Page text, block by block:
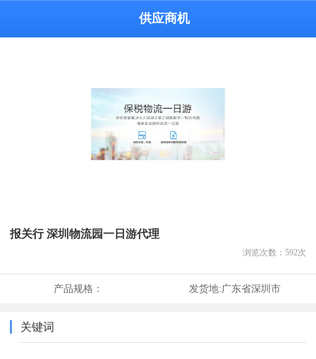
供应商机
报关行 深圳物流园一日游代理
浏览次数： 592次
产品规格： 发货地:广东省深圳市
关键词